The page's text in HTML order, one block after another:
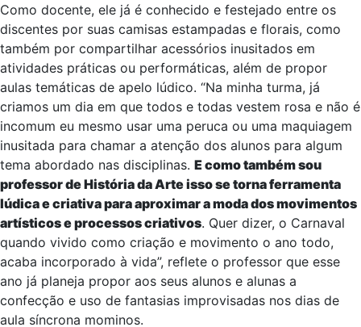
Como docente, ele já é conhecido e festejado entre os
discentes por suas camisas estampadas e florais, como
também por compartilhar acessórios inusitados em
atividades práticas ou performáticas, além de propor
aulas temáticas de apelo lúdico. “Na minha turma, já
criamos um dia em que todos e todas vestem rosa e não é
incomum eu mesmo usar uma peruca ou uma maquiagem
inusitada para chamar a atenção dos alunos para algum
tema abordado nas disciplinas.E como também sou
professor de História da Arte isso se torna ferramenta
lúdica e criativa para aproximar a moda dos movimentos
artísticos e processos criativos. Quer dizer, o Carnaval
quando vivido como criação e movimento o ano todo,
acaba incorporado à vida”, reflete o professor que esse
ano já planeja propor aos seus alunos e alunas a